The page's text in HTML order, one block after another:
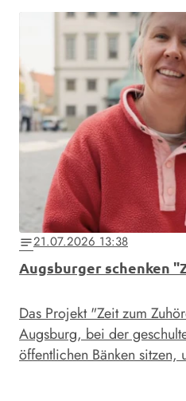
notes21.07.2026 13:38
Augsburger schenken
Das Projekt "Zeit zum
Augsburg, bei der
öffentlichen Bänken sitzen,